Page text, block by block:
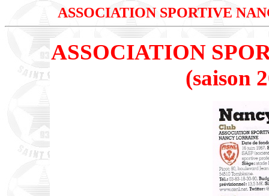
ASSOCIATION SPORTIVE
ASSOCIATION
(saison